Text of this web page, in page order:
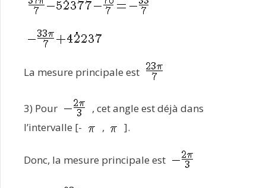
La mesure principale est
3) Pour
, cet angle est déjà dans
l’intervalle [-
, ].
Donc, la mesure principale est